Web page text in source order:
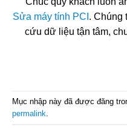
Sửa máy tính PCI . Chúng
cứu dữ liệu tận tâm,
Mục nhập này đã được đăng
permalink